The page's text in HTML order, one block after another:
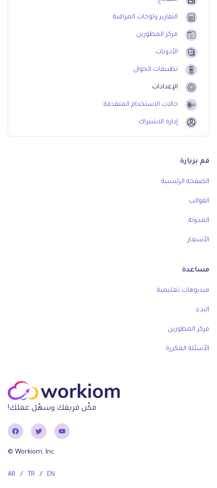
التقارير ولوحات المراقبة
مركز المطورين
الأذونات
تطبيقات الجوال
الإعدادات
حالات الاستخدام المتقدمة
إدارة الاشتراك
مكّن فريقك وسهّل عملك!
© Workiom, Inc.
AR / TR / EN
قم بزيارة
الصفحة الرئيسية
القوالب
المدونة
الأسعار
مساعدة
فيديوهات تعليمية
البدء
مركز المطورين
الأسئلة المكررة